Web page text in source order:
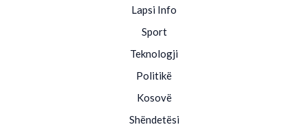
Lapsi Info
Sport
Teknologji
Politikë
Kosovë
Shëndetësi